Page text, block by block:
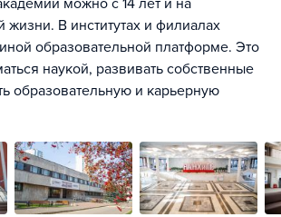
можно с 14 лет и на
жизни. В институтах и филиалах
образовательной платформе. Это
наукой, развивать собственные
образовательную и карьерную